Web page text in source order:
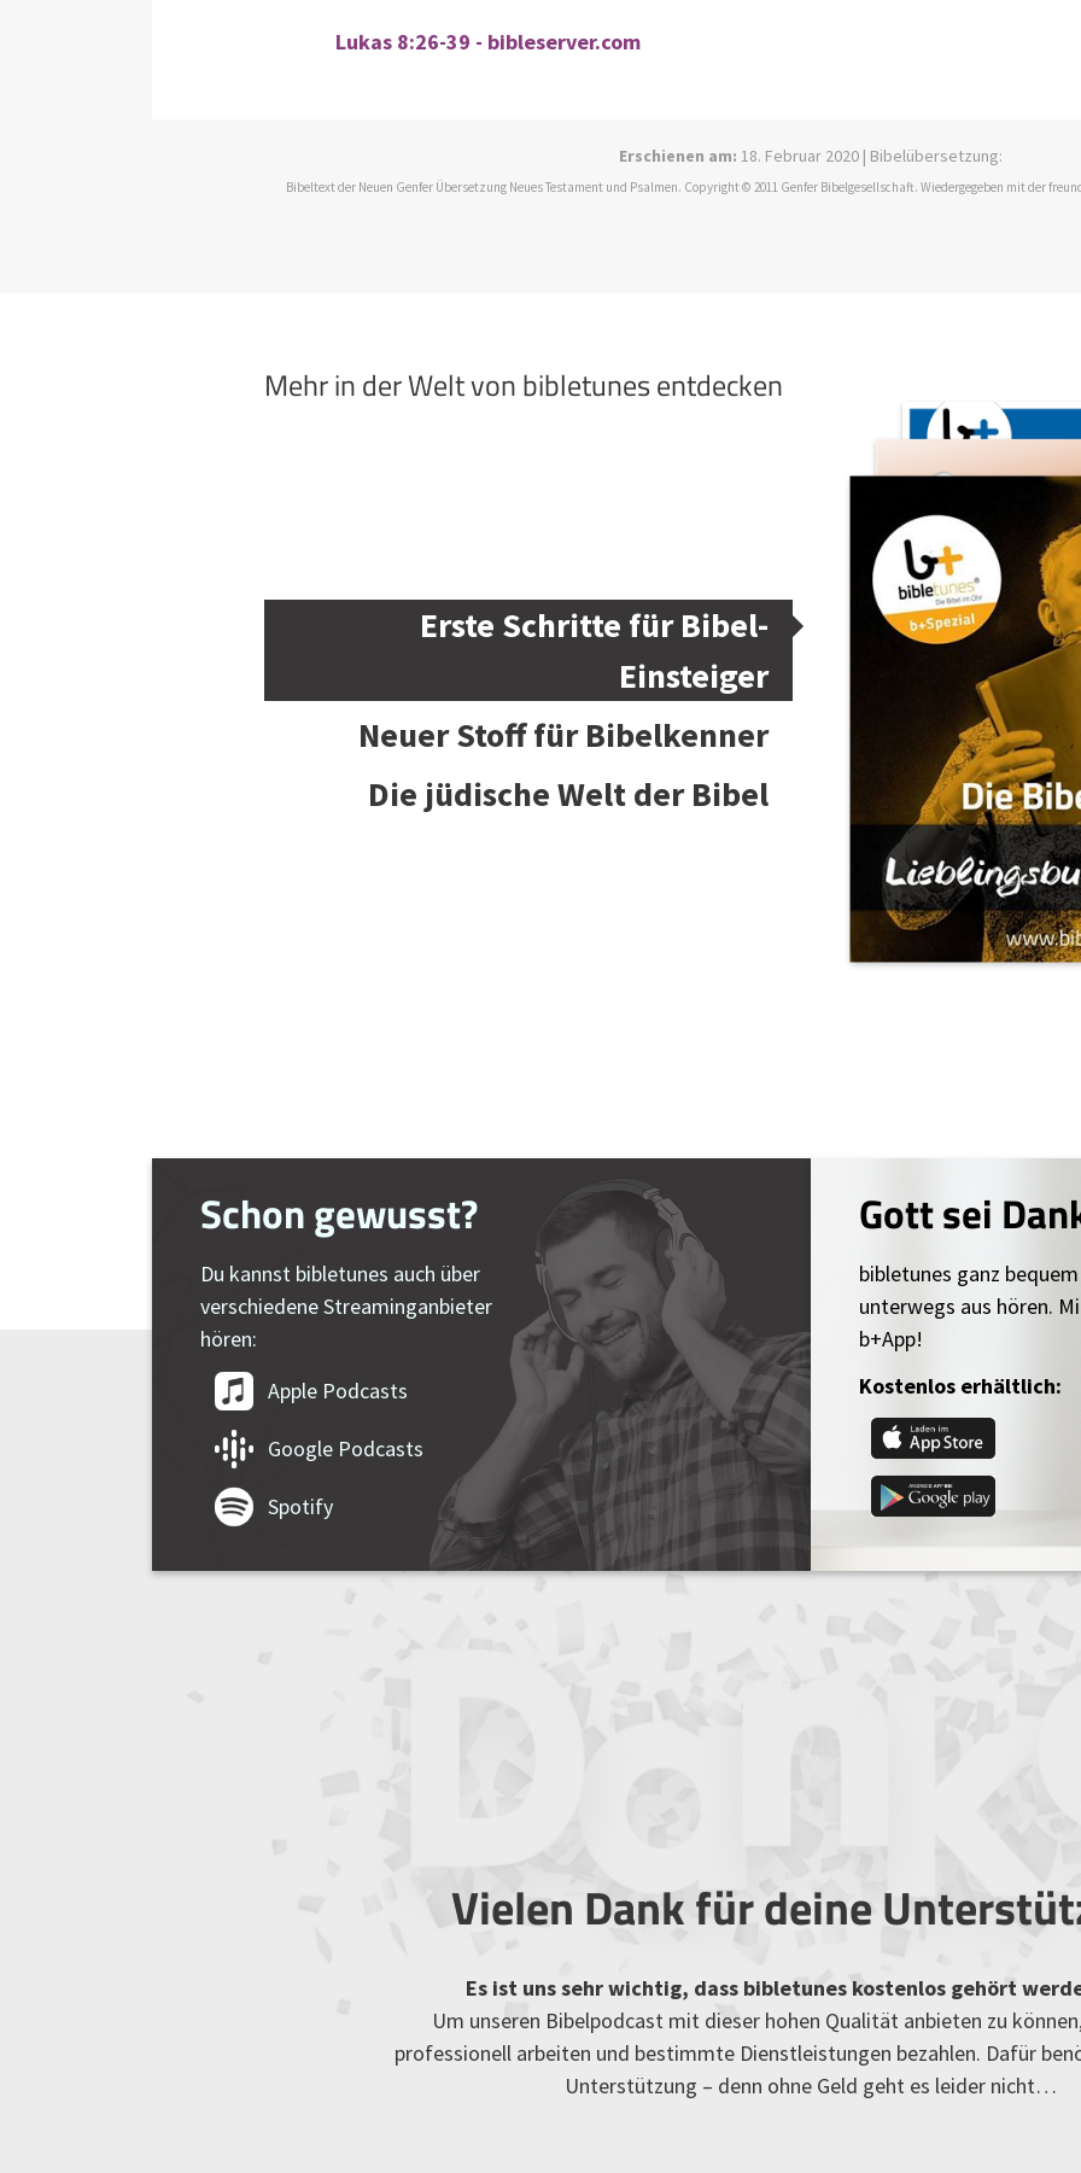
Lukas 8:26-39 - bibleserver.com
Erschienen am: 18. Februar 2020 | Bibelübersetzung:
Bibeltext der Neuen Genfer Übersetzung Neues Testament und Psalmen. Copyright © 2011 Genfer Bibelgesellschaft. Wiedergegeben mit der
Mehr in der Welt von bibletunes entdecken
Erste Schritte für Bibel-
Einsteiger
Neuer Stoff für Bibelkenner
Die jüdische Welt der Bibel
Schon gewusst?
Du kannst bibletunes auch über
verschiedene Streaminganbieter
hören:
Apple Podcasts
Google Podcasts
Spotify
Gott sei
bibletunes ganz
unterwegs aus hören.
b+App!
Kostenlos erhältlich:
Vielen Dank für deine
Es ist uns sehr wichtig, dass bibletunes kostenlos gehört
Um unseren Bibelpodcast mit dieser hohen Qualität anbieten zu
professionell arbeiten und bestimmte Dienstleistungen bezahlen. Dafür
Unterstützung – denn ohne Geld geht es leider nicht…